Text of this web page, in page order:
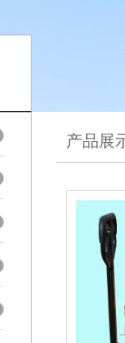
产品展